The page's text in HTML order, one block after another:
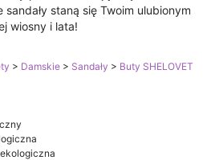
staną się Twoim ulubionym
wiosny i lata!
> Damskie > Sandały > Buty SHELOVET